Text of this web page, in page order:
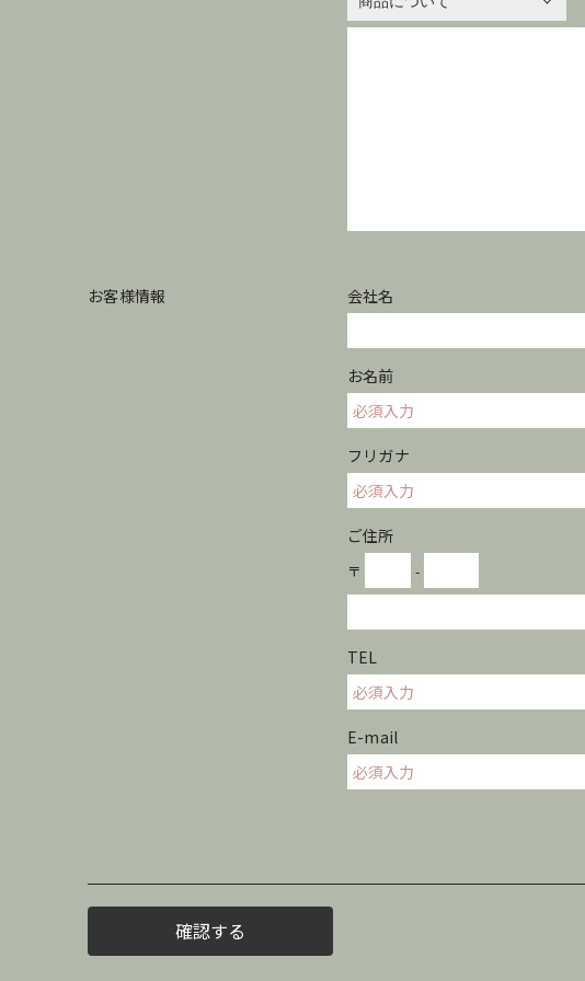
お客様情報 会社名
お名前
フリガナ
ご住所
〒 -
TEL
E-mail
確認する